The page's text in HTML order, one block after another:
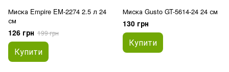
Миска Empire EM-2274 2.5 л 24
см
126 грн 199 грн
Купити
Миска Gusto GT-5614-24 24 см
130 грн
Купити